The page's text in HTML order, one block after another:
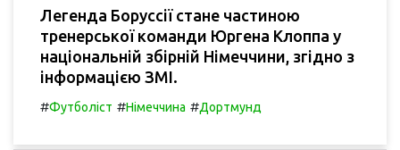
Легенда Боруссії стане частиною
тренерської команди Юргена Клоппа у
національній збірній Німеччини, згідно з
інформацією ЗМІ.
#Футболіст #Німеччина #Дортмунд